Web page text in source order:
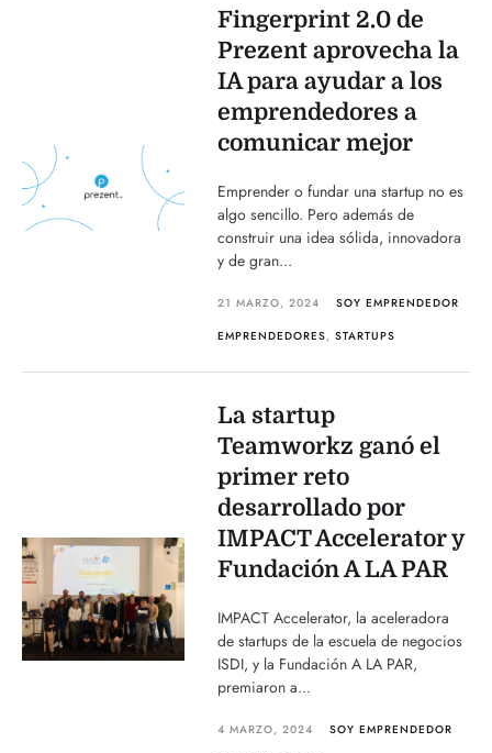
Fingerprint 2.0 de
Prezent aprovecha la
IA para ayudar a los
emprendedores a
comunicar mejor
Emprender o fundar una startup no es
algo sencillo. Pero además de
construir una idea sólida, innovadora
y de gran...
21 MARZO, 2024
SOY EMPRENDEDOR
EMPRENDEDORES,STARTUPS
La startup
Teamworkz ganó el
primer reto
desarrollado por
IMPACT Accelerator y
Fundación A LA PAR
IMPACT Accelerator, la aceleradora
de startups de la escuela de negocios
ISDI, y la Fundación A LA PAR,
premiaron a...
4 MARZO, 2024
SOY EMPRENDEDOR